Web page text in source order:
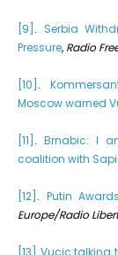
[9] . Serbia
Pressure, Radio
[10] .
Moscow warned
[11] .Brnabic: I
coalition with
[12] . Putin
Europe/Radio
[13] Vucic talking